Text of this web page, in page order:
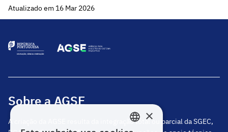
Atualizado em 16 Mar 2026
Sobre a AGSE
A criação da AGSE resulta da integração total ou parcial da SGEC,
×